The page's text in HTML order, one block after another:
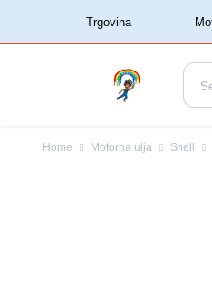
‏‏‎ ‏‏‎ ‎‎Trgovina‏‏‎ ‎
Home Motorna ulja Shell